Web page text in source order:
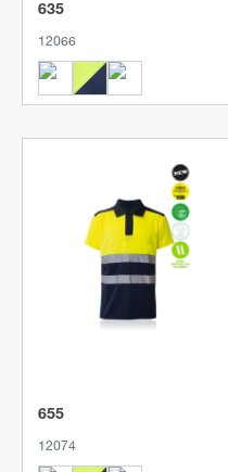
635
12066
Produkt anzeigen
655
12074